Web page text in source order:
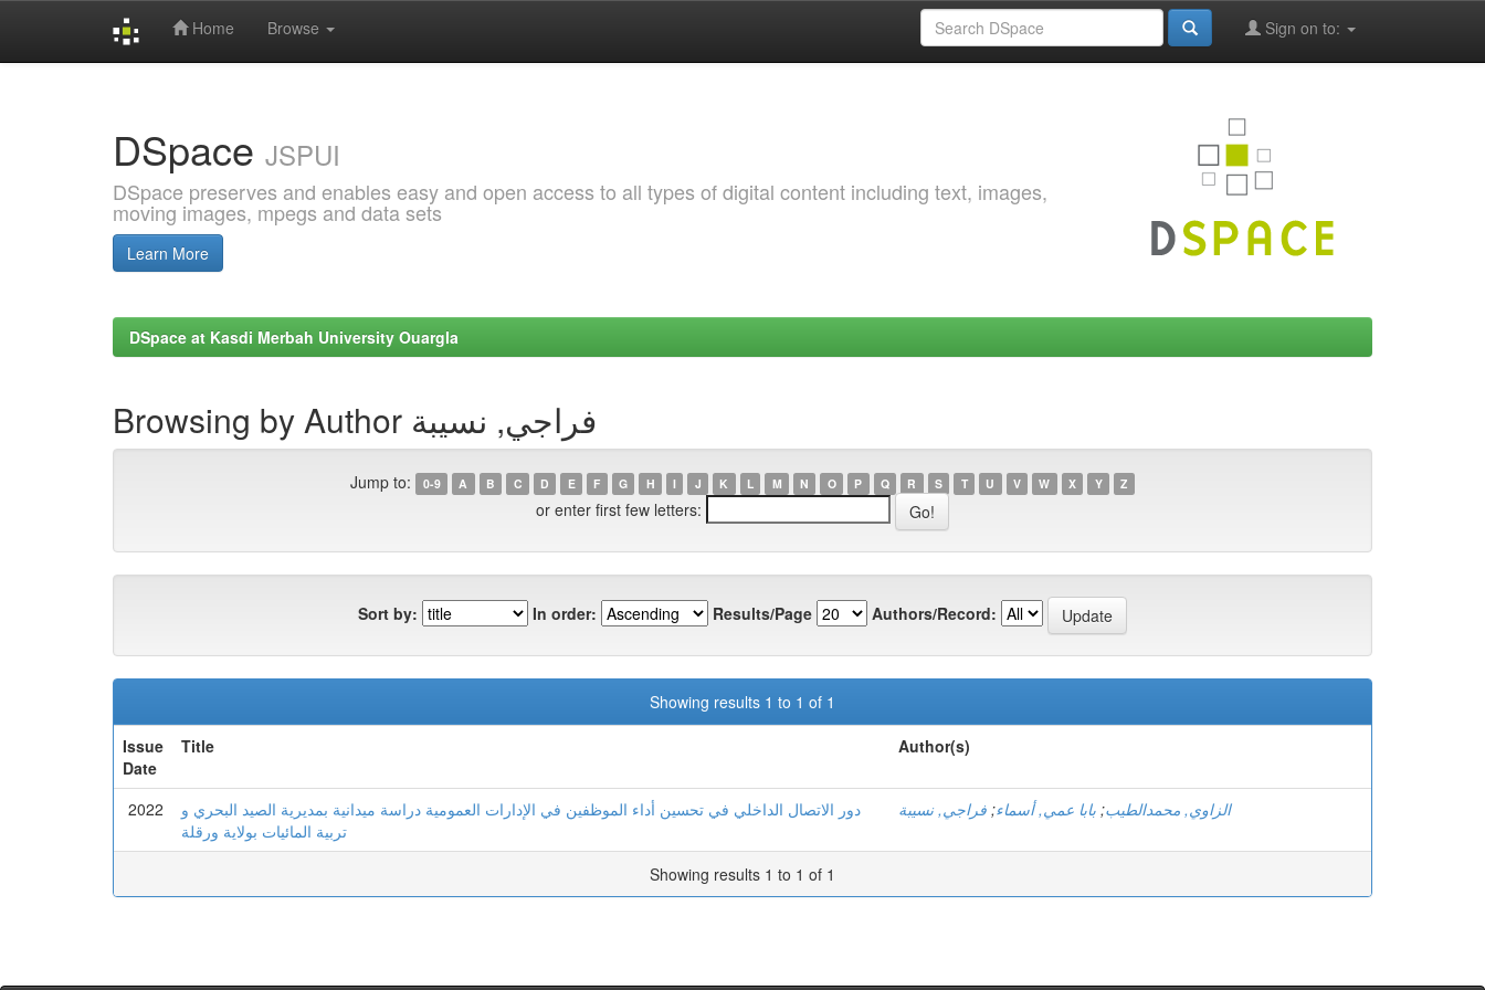
Home Browse Sign on to:
DSpace JSPUI
DSpace preserves and enables easy and open access to all types of digital content including text, images,
moving images, mpegs and data sets
Learn More
DSpace at Kasdi Merbah University Ouargla
Browsing by Author فراجي, نسيبة
Jump to: 0-9 A B C D E F G H I J K L M N O P Q R S T U V W X Y Z
or enter first few letters:
Sort by: In order: Results/Page Authors/Record:
Showing results 1 to 1 of 1
Issue
Date
Title Author(s)
2022
دور الاتصال الداخلي في تحسين أداء الموظفين في الإدارات العمومية دراسة ميدانية بمديرية الصيد البحري و
تربية المائيات بولاية ورقلة
الزاوي, محمدالطيب; بابا عمي, أسماء; فراجي, نسيبة
Showing results 1 to 1 of 1